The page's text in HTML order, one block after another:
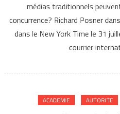
médias traditionnels
concurrence? Richard Posner
dans le New York Time le 31
courrier
ACADEMIE AUTORITE